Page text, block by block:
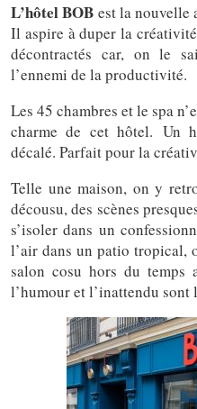
L’hôtel BOB est la nouvelle
Il aspire à duper la
décontractés car, on le
l’ennemi de la productivité.
Les 45 chambres et le spa
charme de cet hôtel. Un
décalé. Parfait pour la
Telle une maison, on y
décousu, des scènes
s’isoler dans un
l’air dans un patio tropical,
salon cosu hors du
l’humour et l’inattendu sont